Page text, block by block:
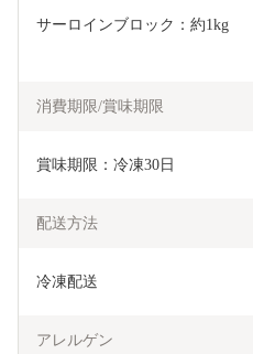
サーロインブロック：約1kg
消費期限/賞味期限
賞味期限：冷凍30日
配送方法
冷凍配送
アレルゲン